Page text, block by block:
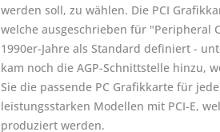
werden soll, zu wählen. Die PCI
welche ausgeschrieben für "Peripheral
1990er-Jahre als Standard definiert -
kam noch die AGP-Schnittstelle hinzu,
Sie die passende PC Grafikkarte für
leistungsstarken Modellen mit PCI-E,
produziert werden.